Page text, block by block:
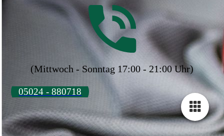
(Mittwoch - Sonntag 17:00 - 21:00 Uhr)
05024 - 880718